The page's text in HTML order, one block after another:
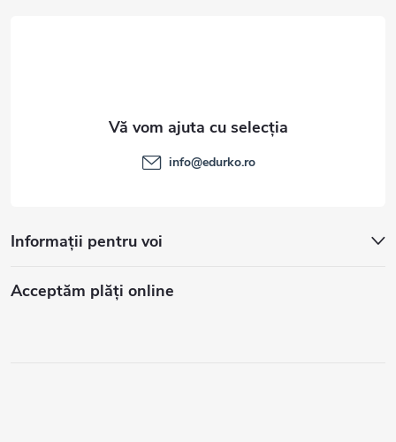
Informații pentru voi
Acceptăm plăţi online
info@edurko.ro